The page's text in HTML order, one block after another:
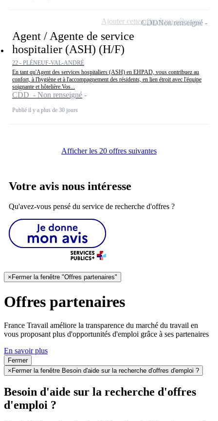
Agent / Agente de service
hospitalier (ASH) (H/F)
22 - PLÉNEUF-VAL-ANDRÉ
En tant qu'Agent des services hospitaliers (ASH) en EHPAD, vous contribuez au
confort, à l'hygiène et à l'accompagnement des résidents, en lien étroit avec l'équipe
soignante et hôtelière.Vos...
CDD - Non renseigné
Publié il y a plus de 30 jours
CDDNon renseigné
Ajouter cette offre à ma sélection
Afficher les 20 offres suivantes
Votre avis nous intéresse
Qu'avez-vous pensé du service de recherche d'offres ?
× Fermer la fenêtre "Offres partenaires"
Offres partenaires
France Travail améliore la transparence du marché du travail en
vous proposant plus d'opportunités d'emploi grâce à ses partenaires
En savoir plus
Fermer
× Fermer la fenêtre Besoin d'aide sur la recherche d'offres d'emploi ?
Besoin d'aide sur la recherche d'offres
d'emploi ?